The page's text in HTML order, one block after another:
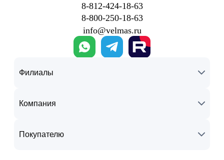
8‑812‑424‑18‑63
8‑800‑250‑18‑63
info@velmas.ru
Филиалы
Компания
Покупателю